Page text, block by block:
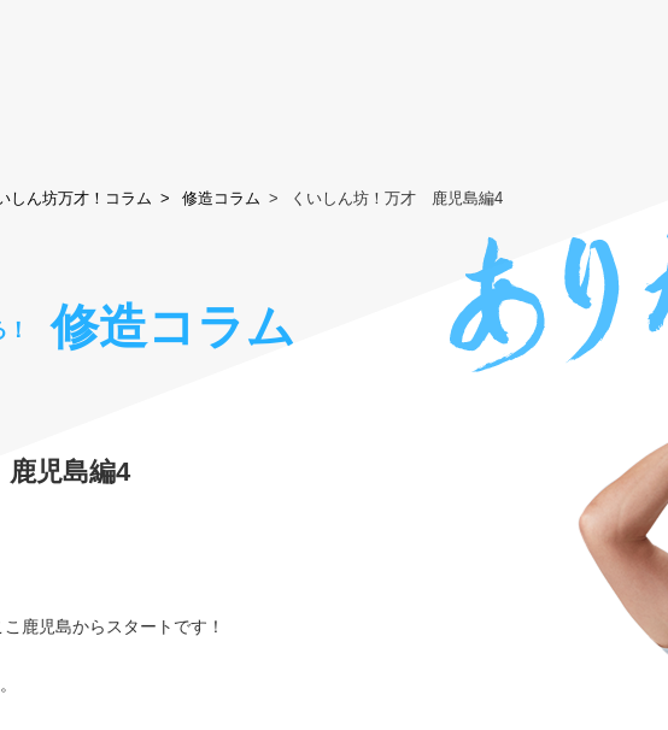
しん坊万才！コラム 修造コラム くいしん坊！万才 鹿児島編4
修造コラム
児島編4
鹿児島からスタートです！